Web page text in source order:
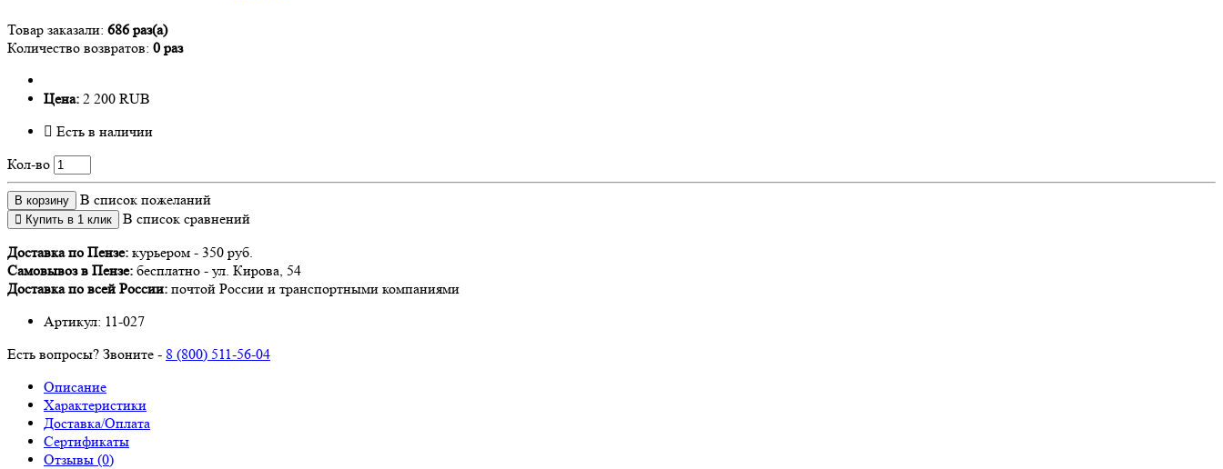
Товар заказали: 686 раз(а)
Количество возвратов: 0 раз
Цена: 2 200 RUB
Есть в наличии
Кол-во
В корзину В список пожеланий
Купить в 1 клик
В список сравнений
Доставка по Пензе: курьером - 350 руб.
Самовывоз в Пензе: бесплатно - ул. Кирова, 54
Доставка по всей России: почтой России и транспортными компаниями
Артикул: 11-027
Есть вопросы? Звоните - 8 (800) 511-56-04
Описание
Характеристики
Доставка/Оплата
Сертификаты
Отзывы (0)